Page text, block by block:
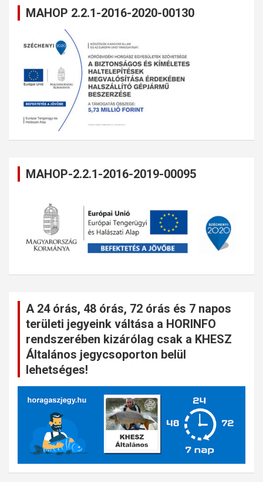
MAHOP 2.2.1-2016-2020-00130
MAHOP-2.2.1-2016-2019-00095
A 24 órás, 48 órás, 72 órás és 7 napos
területi jegyeink váltása a HORINFO
rendszerében kizárólag csak a KHESZ
Általános jegycsoporton belül
lehetséges!